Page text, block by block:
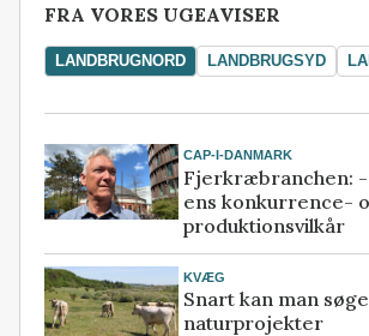
FRA VORES UGEAVISER
LANDBRUGNORD LANDBRUGSYD
CAP-I-DANMARK
Fjerkræbranchen:
ens konkurrence-
produktionsvilkår
KVÆG
Snart kan man
naturprojekter